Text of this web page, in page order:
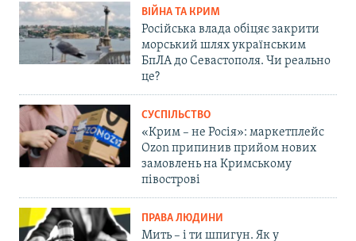
ВІЙНА ТА КРИМ
Російська влада обіцяє закрити
морський шлях українським
БпЛА до Севастополя. Чи реально
це?
СУСПІЛЬСТВО
«Крим – не Росія»: маркетплейс
Ozon припинив прийом нових
замовлень на Кримському
півострові
ПРАВА ЛЮДИНИ
Мить – і ти шпигун. Як у